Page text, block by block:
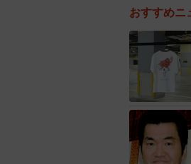
おすすめニ